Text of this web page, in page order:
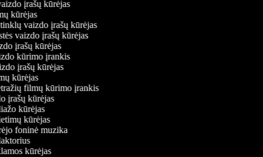
įrašų kūrėjas
kūrėjas
tinklų vaizdo įrašų kūrėjas
vaizdo įrašų kūrėjas
įrašų kūrėjas
kūrimo įrankis
įrašų kūrėjas
kūrėjas
filmų kūrimo įrankis
įrašų kūrėjas
kūrėjas
kūrėjas
foninė muzika
kūrėjas